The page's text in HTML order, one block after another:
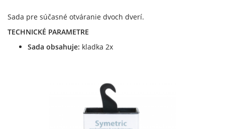
Sada pre súčasné otváranie dvoch dverí.
TECHNICKÉ PARAMETRE
Sada obsahuje: kladka 2x